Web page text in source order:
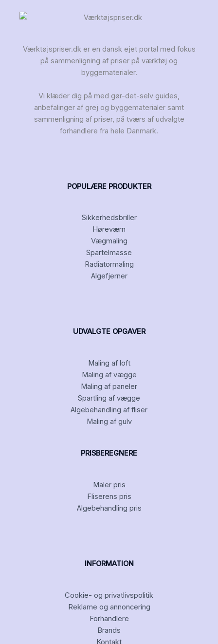
Værktøjspriser.dk er en dansk ejet portal med fokus
på sammenligning af priser på værktøj og
byggematerialer.
Vi klæder dig på med gør-det-selv guides,
anbefalinger af grej og byggematerialer samt
sammenligning af priser, på tværs af udvalgte
forhandlere fra hele Danmark.
POPULÆRE PRODUKTER
Sikkerhedsbriller
Høreværn
Vægmaling
Spartelmasse
Radiatormaling
Algefjerner
UDVALGTE OPGAVER
Maling af loft
Maling af vægge
Maling af paneler
Spartling af vægge
Algebehandling af fliser
Maling af gulv
PRISBEREGNERE
Maler pris
Fliserens pris
Algebehandling pris
INFORMATION
Cookie- og privatlivspolitik
Reklame og annoncering
Forhandlere
Brands
Kontakt